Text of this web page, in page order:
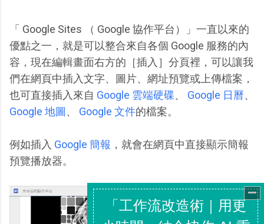
「 Google Sites （ Google 協作平台）」一直以來的
優點之一，就是可以整合來自各個 Google 服務的內
容，現在編輯畫面右方的［插入］分頁裡，可以讓我
們在網頁中插入文字、圖片、網址預覽或上傳檔案，
也可直接插入來自 Google 雲端硬碟、 Google 日曆、
Google 地圖、 Google 文件的檔案。
例如插入 Google 簡報 ，就會在網頁中直接顯示簡報
預覽播放器。